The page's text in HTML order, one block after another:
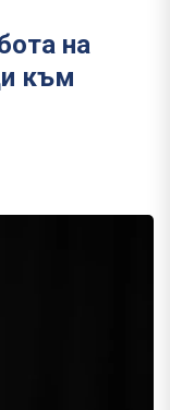
на
към